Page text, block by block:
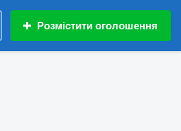
Розмістити оголошення